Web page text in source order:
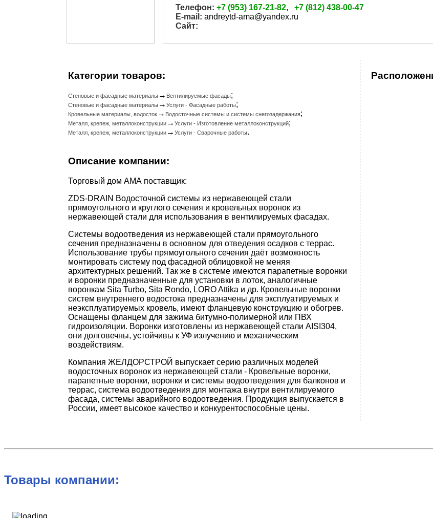
Телефон: +7 (953) 167-21-82, +7 (812) 438-00-47
E-mail: andreytd-ama@yandex.ru
Сайт:
Категории товаров:
Стеновые и фасадные материалы → Вентилируемые фасады;
Стеновые и фасадные материалы → Услуги - Фасадные работы;
Кровельные материалы, водосток → Водосточные системы и системы снегозадержания;
Металл, крепеж, металлоконструкции → Услуги - Изготовление металлоконструкций;
Металл, крепеж, металлоконструкции → Услуги - Сварочные работы.
Описание компании:
Торговый дом АМА поставщик:
ZDS-DRAIN Водосточной системы из нержавеющей стали
прямоугольного и круглого сечения и кровельных воронок из
нержавеющей стали для использования в вентилируемых фасадах.
Системы водоотведения из нержавеющей стали прямоугольного
сечения предназначены в основном для отведения осадков с террас.
Использование трубы прямоугольного сечения даёт возможность
монтировать систему под фасадной облицовкой не меняя
архитектурных решений. Так же в системе имеются парапетные воронки
и воронки предназначенные для установки в лоток, аналогичные
воронкам Sita Turbo, Sita Rondo, LORO Attika и др. Кровельные воронки
систем внутреннего водостока предназначены для эксплуатируемых и
неэксплуатируемых кровель, имеют фланцевую конструкцию и обогрев.
Оснащены фланцем для зажима битумно-полимерной или ПВХ
гидроизоляции. Воронки изготовлены из нержавеющей стали AISI304,
они долговечны, устойчивы к УФ излучению и механическим
воздействиям.
Компания ЖЕЛДОРСТРОЙ выпускает серию различных моделей
водосточных воронок из нержавеющей стали - Кровельные воронки,
парапетные воронки, воронки и системы водоотведения для балконов и
террас, система водоотведения для монтажа внутри вентилируемого
фасада, системы аварийного водоотведения. Продукция выпускается в
России, имеет высокое качество и конкурентоспособные цены.
Товары компании: